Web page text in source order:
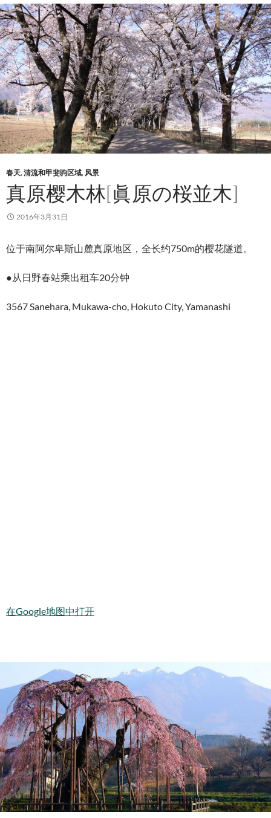
春天,清流和甲斐驹区域, 风景
真原樱木林[眞原の桜並木]
2016年3月31日
位于南阿尔卑斯山麓真原地区，全长约750m的樱花隧道。
●从日野春站乘出租车20分钟
3567 Sanehara, Mukawa-cho, Hokuto City, Yamanashi
在Google地图中打开